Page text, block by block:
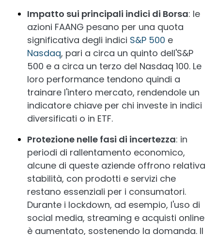
Impatto sui principali indici di Borsa: le
azioni FAANG pesano per una quota
significativa degli indici S&P 500 e
Nasdaq, pari a circa un quinto dell'S&P
500 e a circa un terzo del Nasdaq 100. Le
loro performance tendono quindi a
trainare l'intero mercato, rendendole un
indicatore chiave per chi investe in indici
diversificati o in ETF.
Protezione nelle fasi di incertezza: in
periodi di rallentamento economico,
alcune di queste aziende offrono relativa
stabilità, con prodotti e servizi che
restano essenziali per i consumatori.
Durante i lockdown, ad esempio, l'uso di
social media, streaming e acquisti online
è aumentato, sostenendo la domanda. Il